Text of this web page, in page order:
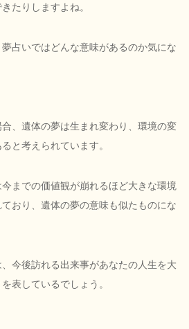
たりしますよね。
占いではどんな意味があるのか気にな
、遺体の夢は生まれ変わり、環境の変
と考えられています。
までの価値観が崩れるほど大きな環境
おり、遺体の夢の意味も似たものにな
今後訪れる出来事があなたの人生を大
表しているでしょう。